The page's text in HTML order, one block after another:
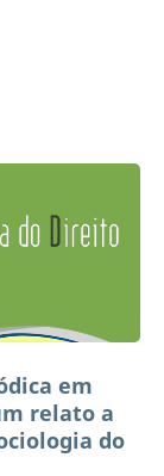
em
relato a
do